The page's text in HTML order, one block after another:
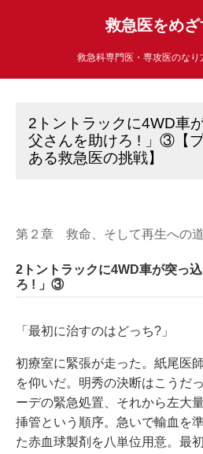
救急医をめ
救急科専門医・専攻医のなり
2トントラックに4WD車
父さんを助けろ ! 」③【
ある救急医の挑戦】
第２章 救命、そして再生への道
2トントラックに4WD車が突っ
ろ ! 」③
「最初に治すのはどっち?」
初療室に緊張が走った。紙尾医
を仰いだ。明秀の決断はこうだ
ーデの緊急処置、それから左大
挿管という順序。急いで輸血を
た赤血球製剤を八単位用意。最